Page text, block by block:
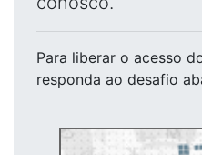
Para liberar o acesso
responda ao desafio